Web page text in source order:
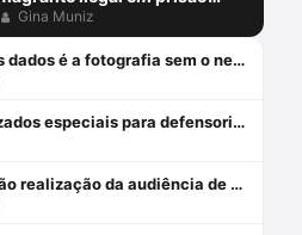
preventiva
Gina Muniz
Print sem aquisição dos dados é a fotografia sem o negativo
Prazo em dobro nos juizados especiais para defensorias públicas
O \'efeito potiche\' da não realização da audiência de custódia